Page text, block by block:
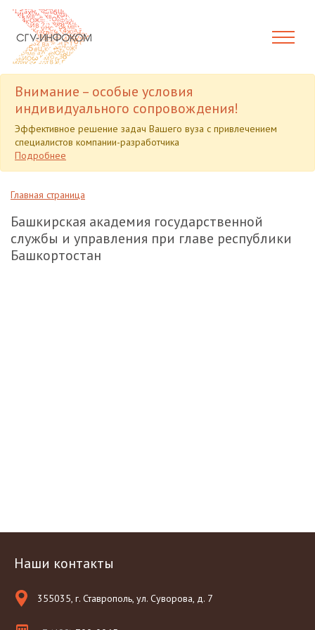
Внимание – особые условия
индивидуального сопровождения!
Эффективное решение задач Вашего вуза с привлечением
специалистов компании-разработчика
Подробнее
Главная страница
Башкирская академия государственной
службы и управления при главе республики
Башкортостан
Наши контакты
355035, г. Ставрополь, ул. Суворова, д. 7